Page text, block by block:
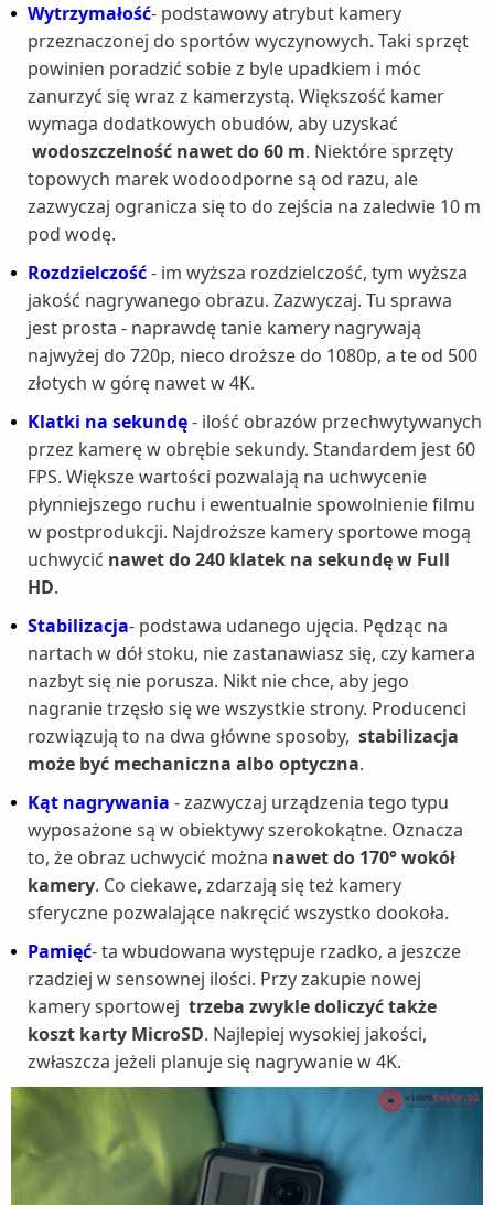
Wytrzymałość- podstawowy atrybut kamery
przeznaczonej do sportów wyczynowych. Taki sprzęt
powinien poradzić sobie z byle upadkiem i móc
zanurzyć się wraz z kamerzystą. Większość kamer
wymaga dodatkowych obudów, aby uzyskać
wodoszczelność nawet do 60 m. Niektóre sprzęty
topowych marek wodoodporne są od razu, ale
zazwyczaj ogranicza się to do zejścia na zaledwie 10 m
pod wodę.
Rozdzielczość- im wyższa rozdzielczość, tym wyższa
jakość nagrywanego obrazu. Zazwyczaj. Tu sprawa
jest prosta - naprawdę tanie kamery nagrywają
najwyżej do 720p, nieco droższe do 1080p, a te od 500
złotych w górę nawet w 4K.
Klatki na sekundę- ilość obrazów przechwytywanych
przez kamerę w obrębie sekundy. Standardem jest 60
FPS. Większe wartości pozwalają na uchwycenie
płynniejszego ruchu i ewentualnie spowolnienie filmu
w postprodukcji. Najdroższe kamery sportowe mogą
uchwycić nawet do 240 klatek na sekundę w Full
HD.
Stabilizacja- podstawa udanego ujęcia. Pędząc na
nartach w dół stoku, nie zastanawiasz się, czy kamera
nazbyt się nie porusza. Nikt nie chce, aby jego
nagranie trzęsło się we wszystkie strony. Producenci
rozwiązują to na dwa główne sposoby, stabilizacja
może być mechaniczna albo optyczna.
Kąt nagrywania - zazwyczaj urządzenia tego typu
wyposażone są w obiektywy szerokokątne. Oznacza
to, że obraz uchwycić można nawet do 170° wokół
kamery. Co ciekawe, zdarzają się też kamery
sferyczne pozwalające nakręcić wszystko dookoła.
Pamięć- ta wbudowana występuje rzadko, a jeszcze
rzadziej w sensownej ilości. Przy zakupie nowej
kamery sportowej trzeba zwykle doliczyć także
koszt karty MicroSD. Najlepiej wysokiej jakości,
zwłaszcza jeżeli planuje się nagrywanie w 4K.